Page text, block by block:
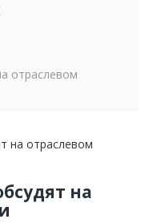
отраслевом
на